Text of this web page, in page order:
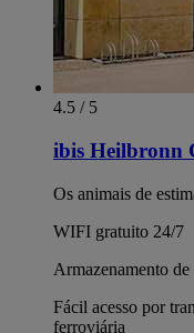
4.5 / 5
ibis Heilbronn
Os animais de
WIFI gratuito 24/7
Armazenamento
Fácil acesso por
ferroviária